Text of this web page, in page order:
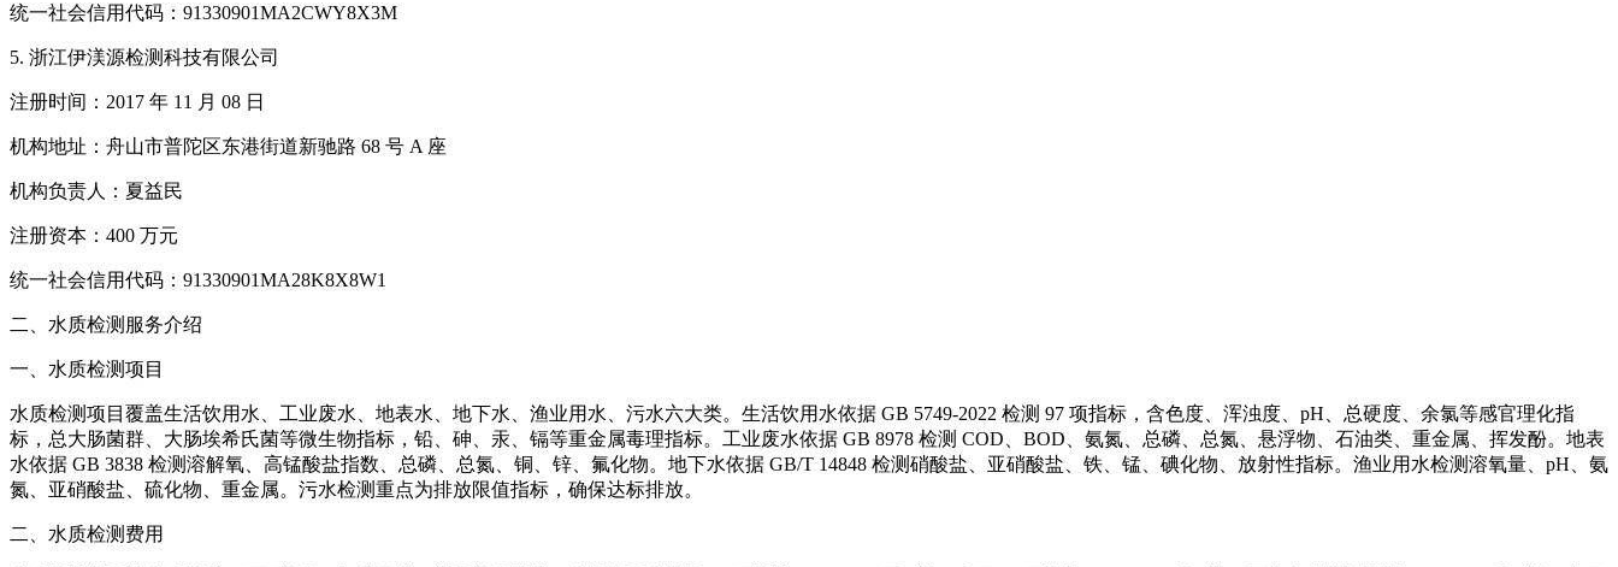
统一社会信用代码：91330901MA2CWY8X3M
5. 浙江伊渼源检测科技有限公司
注册时间：2017 年 11 月 08 日
机构地址：舟山市普陀区东港街道新驰路 68 号 A 座
机构负责人：夏益民
注册资本：400 万元
统一社会信用代码：91330901MA28K8X8W1
二、水质检测服务介绍
一、水质检测项目
水质检测项目覆盖生活饮用水、工业废水、地表水、地下水、渔业用水、污水六大类。生活饮用水依据 GB 5749-2022 检测 97 项指标，含色度、浑浊度、pH、总硬度、余氯等感官理化指
标，总大肠菌群、大肠埃希氏菌等微生物指标，铅、砷、汞、镉等重金属毒理指标。工业废水依据 GB 8978 检测 COD、BOD、氨氮、总磷、总氮、悬浮物、石油类、重金属、挥发酚。地表
水依据 GB 3838 检测溶解氧、高锰酸盐指数、总磷、总氮、铜、锌、氟化物。地下水依据 GB/T 14848 检测硝酸盐、亚硝酸盐、铁、锰、碘化物、放射性指标。渔业用水检测溶氧量、pH、氨
氮、亚硝酸盐、硫化物、重金属。污水检测重点为排放限值指标，确保达标排放。
二、水质检测费用